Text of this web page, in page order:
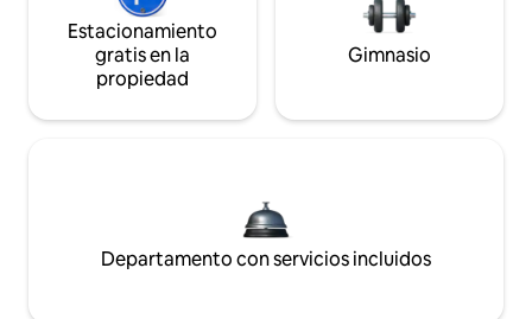
Estacionamiento
gratis en la
propiedad
Gimnasio
Departamento con servicios incluidos